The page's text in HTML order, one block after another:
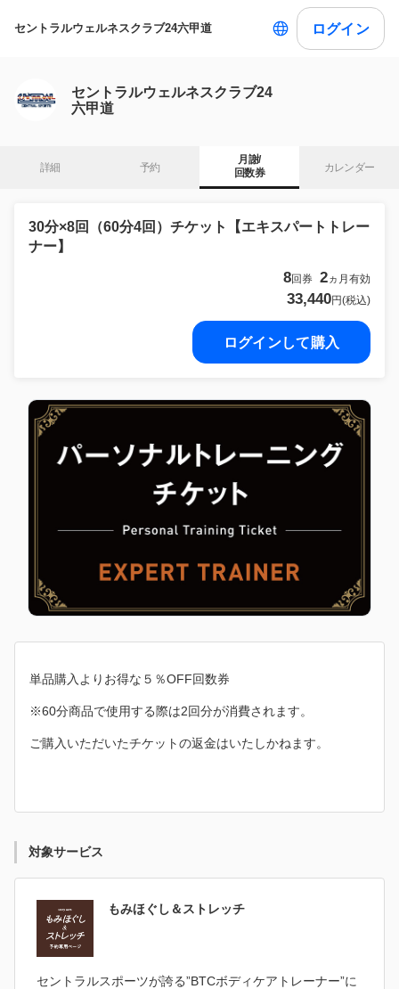
セントラルウェルネスクラブ24六甲道 ログイン
セントラルウェルネスクラブ24
六甲道
詳細 予約
月謝/
回数券
カレンダー
30分×8回（60分4回）チケット【エキスパートトレー
ナー】
8回券 2ヵ月有効
33,440円(税込)
ログインして購入
単品購入よりお得な５％OFF回数券
※60分商品で使用する際は2回分が消費されます。
ご購入いただいたチケットの返金はいたしかねます。
対象サービス
もみほぐし＆ストレッチ
セントラルスポーツが誇る”BTCボディケアトレーナー”に